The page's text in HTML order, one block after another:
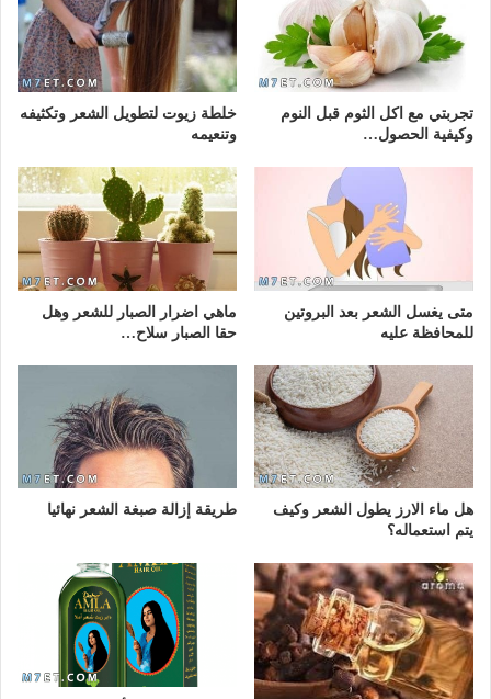
تجربتي مع اكل الثوم قبل النوم
وكيفية الحصول…
خلطة زيوت لتطويل الشعر وتكثيفه
وتنعيمه
متى يغسل الشعر بعد البروتين
للمحافظة عليه
ماهي اضرار الصبار للشعر وهل
حقا الصبار سلاح…
هل ماء الارز يطول الشعر وكيف
يتم استعماله؟
طريقة إزالة صبغة الشعر نهائيا